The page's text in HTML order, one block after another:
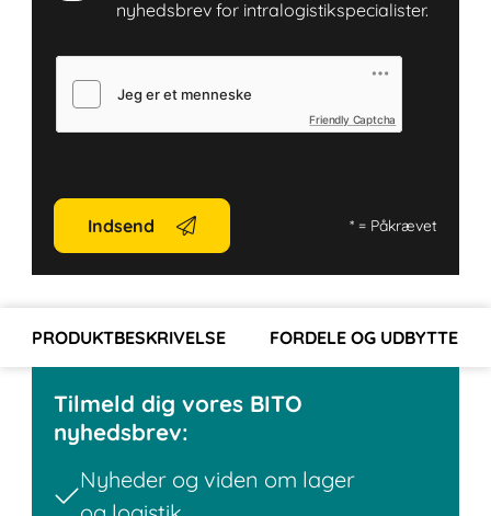
nyhedsbrev for intralogistikspecialister.
Friendly Captcha
Indsend *= Påkrævet
PRODUKTBESKRIVELSE FORDELE OG UDBYTTE
Tilmeld dig vores BITO
nyhedsbrev:
Nyheder og viden om lager